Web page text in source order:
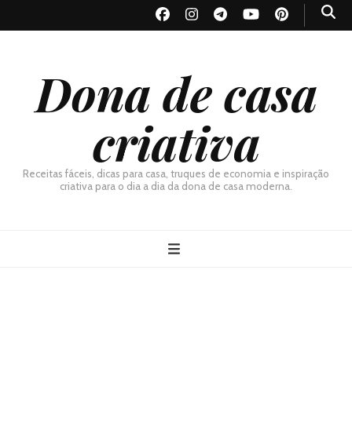
Dona de casa
criativa
Receitas fáceis, dicas para casa, truques de economia e inspiração
criativa para o dia a dia da dona de casa moderna.